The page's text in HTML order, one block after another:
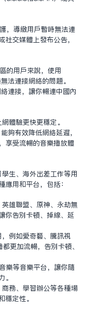
，导致用户暂时无法连
交媒体上发布公告，
的用户来说，使用
法连接网络的问题。
连接，让你畅连中国内
体验更快更稳定。
够有效降低网络延迟，
享受流畅的音乐播放体
生、海外出差工作等用
用和平台，包括：
雄联盟、原神、永劫无
你告别卡顿、掉线、延
例如爱奇艺、腾讯视
更加流畅，告别卡顿、
乐等音乐平台，让你随
。
务、学习办公等各种场
稳定性。